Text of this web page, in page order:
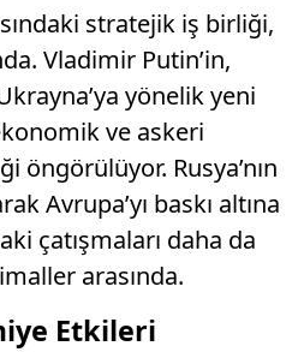
stratejik iş birliği,
Vladimir Putin’in,
yönelik yeni
ve askeri
öngörülüyor. Rusya’nın
Avrupa’yı baskı altına
çatışmaları daha da
arasında.
Etkileri